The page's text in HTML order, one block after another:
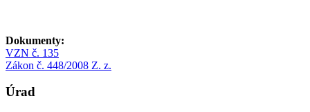
Dokumenty:
VZN č. 135
Zákon č. 448/2008 Z. z.
Úrad